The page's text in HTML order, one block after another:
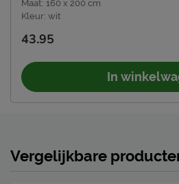
Maat: 160 x 200 cm
Kleur: wit
43.95
In
Vergelijkbare